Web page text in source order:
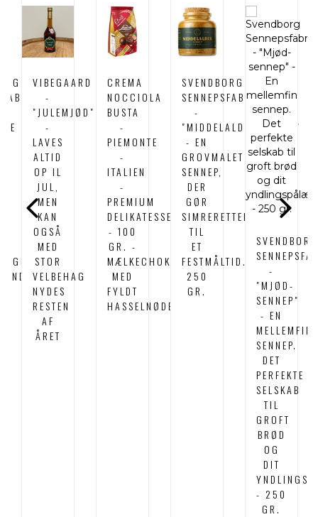
VIBEGAARD
-
"JULEMJØD"
-
LAVES
ALTID
OP IL
JUL,
MEN
KAN
OGSÅ
MED
STOR
VELBEHAG
NYDES
RESTEN
AF
ÅRET
CREMA
NOCCIOLA
BUSTA
-
PIEMONTE
-
ITALIEN
-
PREMIUM
DELIKATESSE
- 100
GR. -
MÆLKECHOKOLADE
MED
FYLDT
HASSELNØDECREME
SVENDBORG
SENNEPSFABRIK
-
"MIDDELALDERSENNEP"
- EN
GROVMALET
SENNEP,
DER
GØR
SIMRERETTEN
TIL
ET
FESTMÅLTID.-
250
GR.
SVENDBORG
-
"MJØD-
SENNEP"
- EN
MELLEMFIN
SENNEP.
DET
PERFEKTE
SELSKAB
TIL
GROFT
BRØD
OG
DIT
- 250
GR.